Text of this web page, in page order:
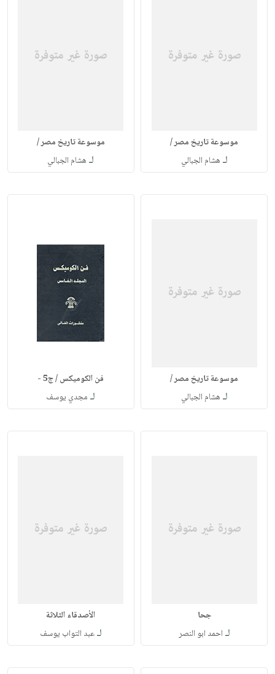
موسوعة تاريخ مصر /
لـ هشام الجبالي
موسوعة تاريخ مصر /
لـ هشام الجبالي
موسوعة تاريخ مصر /
لـ هشام الجبالي
فن الكوميكس / ج5 -
لـ مجدي يوسف
جحا
لـ احمد ابو النصر
الأصدقاء الثلاثة
لـعبد التواب يوسف